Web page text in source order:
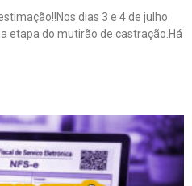
dias 3 e 4 de julho
etapa do mutirão de castração.Há